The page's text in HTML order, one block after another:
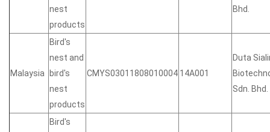
nest
products
Bhd.
Malaysia
Bird's
nest and
bird's
nest
products
CMYS03011808010004 14A001
Duta
Sdn. Bhd.
Bird's